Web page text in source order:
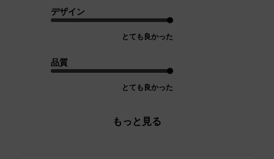
デザイン
とても良かった
品質
とても良かった
もっと見る